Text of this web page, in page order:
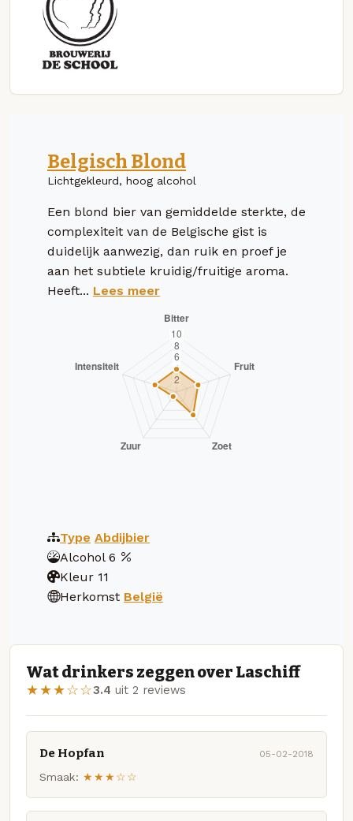
Belgisch Blond
Lichtgekleurd, hoog alcohol
Een blond bier van gemiddelde sterkte, de
complexiteit van de Belgische gist is
duidelijk aanwezig, dan ruik en proef je
aan het subtiele kruidig/fruitige aroma.
Heeft... Lees meer
Type Abdijbier
Alcohol 6
Kleur 11
Herkomst België
Wat drinkers zeggen over Laschiff
★★★☆☆3.4 uit 2 reviews
De Hopfan 05-02-2018
Smaak: ★★★☆☆